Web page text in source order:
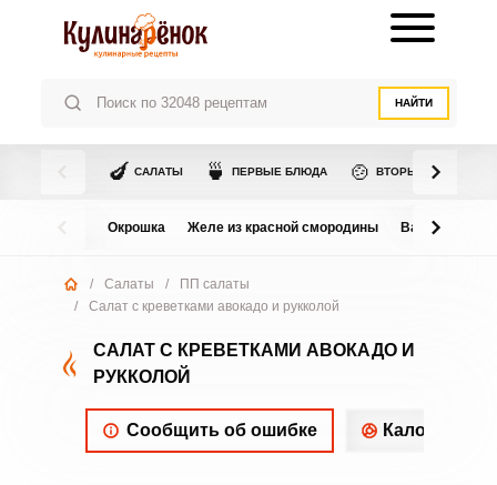
НАЙТИ
🍆 САЛАТЫ 🍵 ПЕРВЫЕ БЛЮДА 🍲 ВТОРЫЕ БЛЮДА
Окрошка Желе из красной смородины Варенье из
/ Салаты /
ПП салаты
/
Салат с креветками авокадо и рукколой
САЛАТ С КРЕВЕТКАМИ АВОКАДО И
РУККОЛОЙ
Сообщить об ошибке